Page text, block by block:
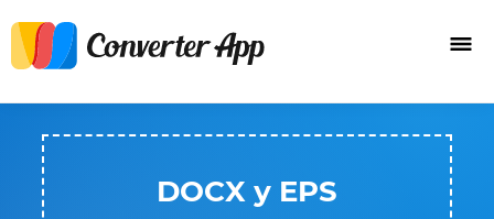
DOCX у EPS